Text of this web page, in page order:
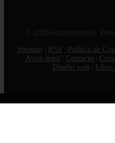
© 2026 especiespro.es.
Sitemap
RSS Política de
Aviso legal
Contacto
Diseño web
Libro